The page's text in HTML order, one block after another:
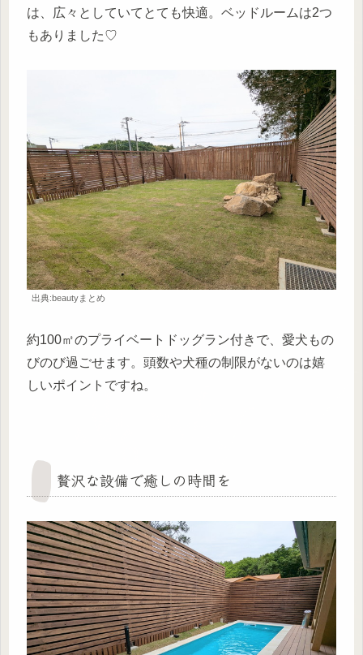
は、広々としていてとても快適。ベッドルームは2つ
もありました♡
出典:beautyまとめ
約100㎡のプライベートドッグラン付きで、愛犬もの
びのび過ごせます。頭数や犬種の制限がないのは嬉
しいポイントですね。
贅沢な設備で癒しの時間を